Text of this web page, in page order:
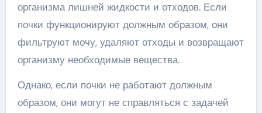
организма лишней жидкости и отходов. Если
почки функционируют должным образом, они
фильтруют мочу, удаляют отходы и возвращают
организму необходимые вещества.
Однако, если почки не работают должным
образом, они могут не справляться с задачей